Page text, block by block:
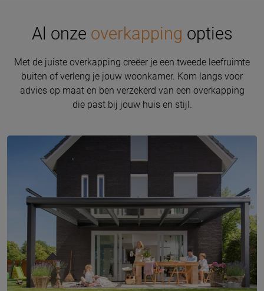
Al onze overkapping opties
Met de juiste overkapping creëer je een tweede leefruimte
buiten of verleng je jouw woonkamer. Kom langs voor
advies op maat en ben verzekerd van een overkapping
die past bij jouw huis en stijl.